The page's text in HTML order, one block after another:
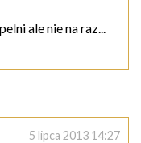
ale nie na raz...
5 lipca 2013 14:27